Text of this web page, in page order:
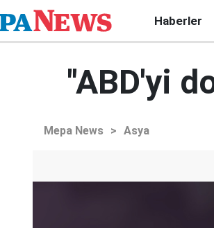
Haberler
"ABD'yi
Mepa News > Asya